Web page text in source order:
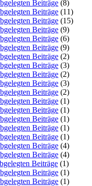
(8)
(11)
(15)
(9)
(6)
(9)
(2)
(3)
(2)
(3)
(2)
(1)
(1)
(1)
(1)
(1)
(4)
(4)
(1)
(1)
(1)